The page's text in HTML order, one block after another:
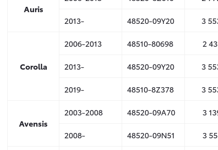
Auris
2013- 48520-09Y20 3
Corolla
2006-2013 48510-80698 2
2013- 48520-09Y20 3
2019- 48510-8Z378 3
Avensis
2003-2008 48520-09A70 3
2008- 48520-09N51 3